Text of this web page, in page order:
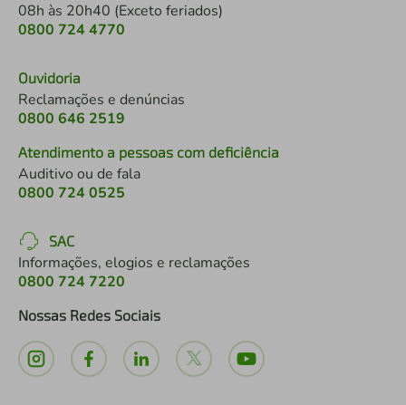
08h às 20h40 (Exceto feriados)
0800 724 4770
Ouvidoria
Reclamações e denúncias
0800 646 2519
Atendimento a pessoas com deficiência
Auditivo ou de fala
0800 724 0525
SAC
Informações, elogios e reclamações
0800 724 7220
Nossas Redes Sociais